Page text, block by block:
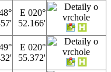
E 020°
52.166'
E 020°
55.372'